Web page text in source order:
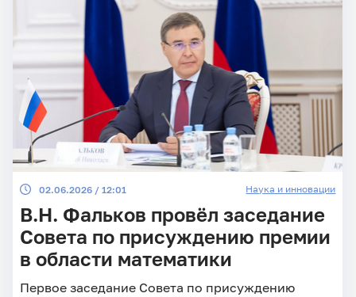
02.06.2026 / 12:01 Наука и инновации
В.Н. Фальков провёл заседание
Совета по присуждению премии
в области математики
Первое заседание Совета по присуждению